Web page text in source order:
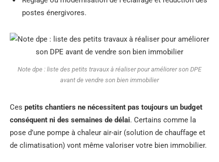
postes énergivores.
Note dpe : liste des petits travaux à réaliser pour améliorer son DPE
avant de vendre son bien immobilier
Ces petits chantiers ne nécessitent pas toujours un budget
conséquent ni des semaines de délai. Certains comme la
pose d’une pompe à chaleur air-air (solution de chauffage et
de climatisation) vont même valoriser votre bien immobilier.